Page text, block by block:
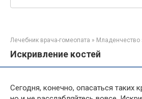
Лечебник врача-гомеопата » Младенчество
Искривление костей
Сегодня, конечно, опасаться таких